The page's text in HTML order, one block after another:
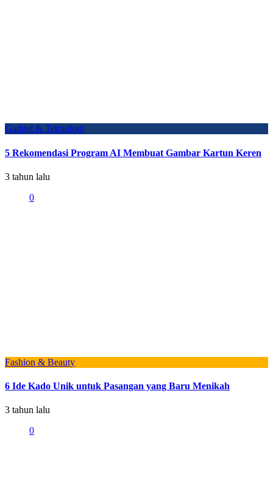
Gadget & Teknologi
5 Rekomendasi Program AI Membuat Gambar Kartun Keren
3 tahun lalu
0
Fashion & Beauty
6 Ide Kado Unik untuk Pasangan yang Baru Menikah
3 tahun lalu
0